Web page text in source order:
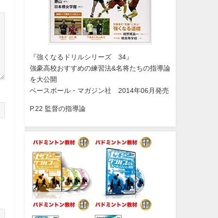
『強くなるドリルシリーズ 34』
強豪高校おすすめの練習法&名将たちの指導論
を大公開
ベースボール・マガジン社 2014年06月発売
P.22 監督の指導論